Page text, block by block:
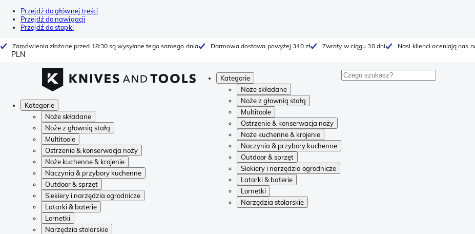
Przejdź do głównej treści
Przejdź do nawigacji
Przejdź do stopki
Zamówienia złożone przed 18:30 są wysyłane tego samego dnia Darmowa dostawa powyżej 340 zł Zwroty w ciągu 30 dni Nasi klienci oceniają nas
PLN
Kategorie
Noże składane
Noże z głownią stałą
Multitoole
Ostrzenie & konserwacja noży
Noże kuchenne & krojenie
Naczynia & przybory kuchenne
Outdoor & sprzęt
Siekiery i narzędzia ogrodnicze
Latarki & baterie
Lornetki
Narzędzia stolarskie
Kategorie
Noże składane
Noże z głownią stałą
Multitoole
Ostrzenie & konserwacja noży
Noże kuchenne & krojenie
Naczynia & przybory kuchenne
Outdoor & sprzęt
Siekiery i narzędzia ogrodnicze
Latarki & baterie
Lornetki
Narzędzia stolarskie